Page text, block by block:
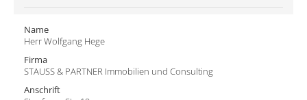
Name
Herr Wolfgang Hege
Firma
STAUSS & PARTNER Immobilien und Consulting
Anschrift